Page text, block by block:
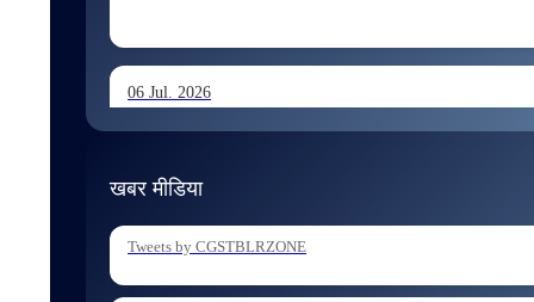
06 Jul. 2026
06 Jul. 2026
खबर मीडिया
Tweets by CGSTBLRZONE